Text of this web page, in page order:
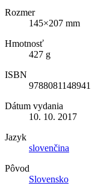
Rozmer
145×207 mm
Hmotnosť
427 g
ISBN
9788081148941
Dátum vydania
10. 10. 2017
Jazyk
slovenčina
Pôvod
Slovensko